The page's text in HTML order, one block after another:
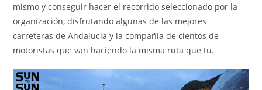
mismo y conseguir hacer el recorrido seleccionado por la
organización, disfrutando algunas de las mejores
carreteras de Andalucia y la compañía de cientos de
motoristas que van haciendo la misma ruta que tu.